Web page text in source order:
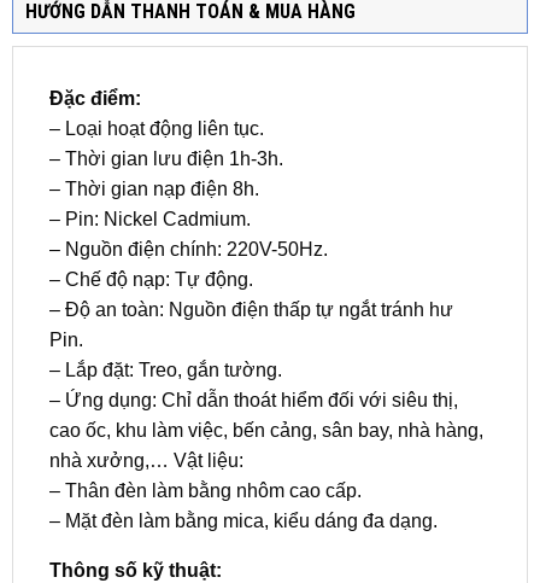
HƯỚNG DẪN THANH TOÁN & MUA HÀNG
Đặc điểm:
– Loại hoạt động liên tục.
– Thời gian lưu điện 1h-3h.
– Thời gian nạp điện 8h.
– Pin: Nickel Cadmium.
– Nguồn điện chính: 220V-50Hz.
– Chế độ nạp: Tự động.
– Độ an toàn: Nguồn điện thấp tự ngắt tránh hư
Pin.
– Lắp đặt: Treo, gắn tường.
– Ứng dụng: Chỉ dẫn thoát hiểm đối với siêu thị,
cao ốc, khu làm việc, bến cảng, sân bay, nhà hàng,
nhà xưởng,… Vật liệu:
– Thân đèn làm bằng nhôm cao cấp.
– Mặt đèn làm bằng mica, kiểu dáng đa dạng.
Thông số kỹ thuật: